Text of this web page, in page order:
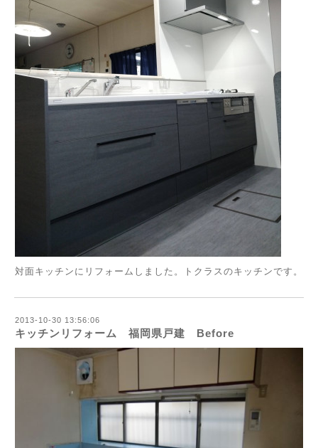
対面キッチンにリフォームしました。トクラスのキッチンです。
2013-10-30 13:56:06
キッチンリフォーム 福岡県戸建 Before